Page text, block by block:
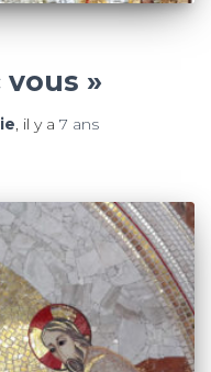
»
, il y a 7 ans